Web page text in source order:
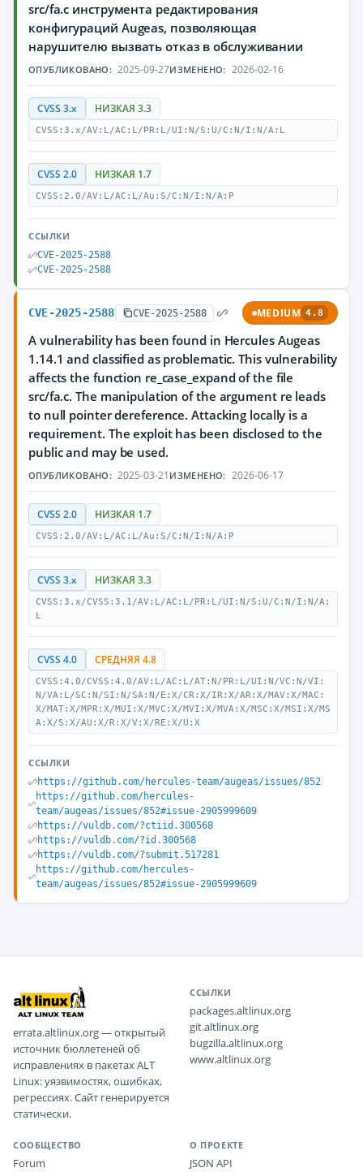
src/fa.c инструмента редактирования
конфигураций Augeas, позволяющая
нарушителю вызвать отказ в обслуживании
ОПУБЛИКОВАНО: 2025-09-27ИЗМЕНЕНО: 2026-02-16
CVSS 3.x НИЗКАЯ 3.3
CVSS:3.x/AV:L/AC:L/PR:L/UI:N/S:U/C:N/I:N/A:L
CVSS 2.0 НИЗКАЯ 1.7
CVSS:2.0/AV:L/AC:L/Au:S/C:N/I:N/A:P
ССЫЛКИ
CVE-2025-2588
CVE-2025-2588
CVE-2025-2588 CVE-2025-2588 MEDIUM 4.8
A vulnerability has been found in Hercules Augeas
1.14.1 and classified as problematic. This vulnerability
affects the function re_case_expand of the file
src/fa.c. The manipulation of the argument re leads
to null pointer dereference. Attacking locally is a
requirement. The exploit has been disclosed to the
public and may be used.
ОПУБЛИКОВАНО: 2025-03-21 ИЗМЕНЕНО: 2026-06-17
CVSS 2.0 НИЗКАЯ 1.7
CVSS:2.0/AV:L/AC:L/Au:S/C:N/I:N/A:P
CVSS 3.x НИЗКАЯ 3.3
CVSS:3.x/CVSS:3.1/AV:L/AC:L/PR:L/UI:N/S:U/C:N/I:N/A:
L
CVSS 4.0 СРЕДНЯЯ 4.8
CVSS:4.0/CVSS:4.0/AV:L/AC:L/AT:N/PR:L/UI:N/VC:N/VI:
N/VA:L/SC:N/SI:N/SA:N/E:X/CR:X/IR:X/AR:X/MAV:X/MAC:
X/MAT:X/MPR:X/MUI:X/MVC:X/MVI:X/MVA:X/MSC:X/MSI:X/MS
A:X/S:X/AU:X/R:X/V:X/RE:X/U:X
ССЫЛКИ
https://github.com/hercules-team/augeas/issues/852
https://github.com/hercules-
team/augeas/issues/852#issue-2905999609
https://vuldb.com/?ctiid.300568
https://vuldb.com/?id.300568
https://vuldb.com/?submit.517281
https://github.com/hercules-
team/augeas/issues/852#issue-2905999609
errata.altlinux.org — открытый
источник бюллетеней об
исправлениях в пакетах ALT
Linux: уязвимостях, ошибках,
регрессиях. Сайт генерируется
статически.
ССЫЛКИ
packages.altlinux.org
git.altlinux.org
bugzilla.altlinux.org
www.altlinux.org
СООБЩЕСТВО
Forum
О ПРОЕКТЕ
JSON API